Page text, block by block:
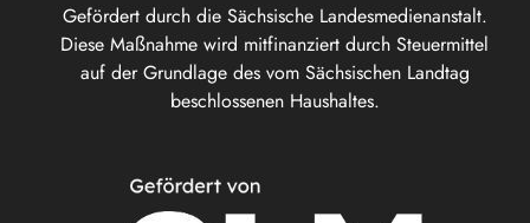
Gefördert durch die Sächsische Landesmedienanstalt.
Diese Maßnahme wird mitfinanziert durch Steuermittel
auf der Grundlage des vom Sächsischen Landtag
beschlossenen Haushaltes.